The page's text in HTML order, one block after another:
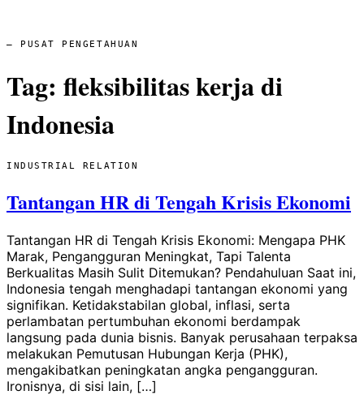
— PUSAT PENGETAHUAN
Tag: fleksibilitas kerja di
Indonesia
INDUSTRIAL RELATION
Tantangan HR di Tengah Krisis Ekonomi
Tantangan HR di Tengah Krisis Ekonomi: Mengapa PHK
Marak, Pengangguran Meningkat, Tapi Talenta
Berkualitas Masih Sulit Ditemukan? Pendahuluan Saat ini,
Indonesia tengah menghadapi tantangan ekonomi yang
signifikan. Ketidakstabilan global, inflasi, serta
perlambatan pertumbuhan ekonomi berdampak
langsung pada dunia bisnis. Banyak perusahaan terpaksa
melakukan Pemutusan Hubungan Kerja (PHK),
mengakibatkan peningkatan angka pengangguran.
Ironisnya, di sisi lain, […]